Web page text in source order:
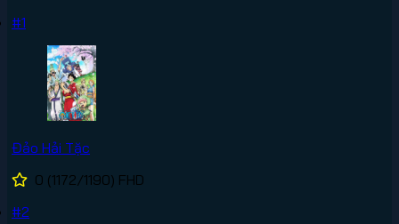
#1
Đảo Hải Tặc
0 (1172/1190) FHD
#2